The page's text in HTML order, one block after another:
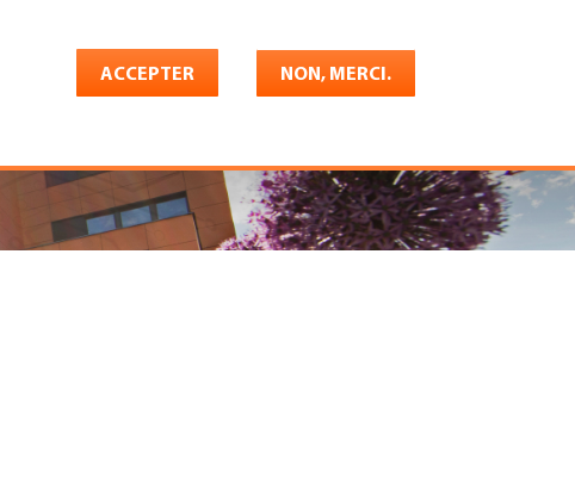
ACCEPTER NON, MERCI.
Shop Konto Français